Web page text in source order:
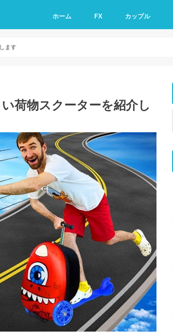
ホーム FX カップル
ます
荷物スクーターを紹介し